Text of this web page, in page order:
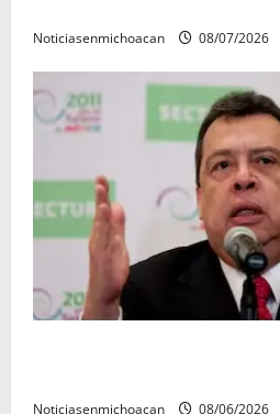
Noticiasenmichoacan 08/07/2026
Noticiasenmichoacan 08/06/2026